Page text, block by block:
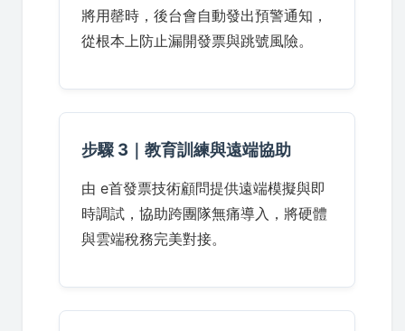
將用罄時，後台會自動發出預警通知，
從根本上防止漏開發票與跳號風險。
步驟 3｜教育訓練與遠端協助
由 e首發票技術顧問提供遠端模擬與即
時調試，協助跨團隊無痛導入，將硬體
與雲端稅務完美對接。